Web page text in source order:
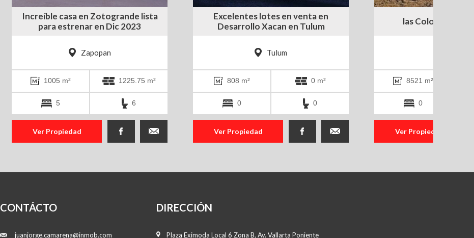
Increíble casa en Zotogrande lista
para estrenar en Dic 2023
Zapopan
1005 m² 1225.75 m²
5 6
Ver Propiedad
Excelentes lotes en venta en
Desarrollo Xacan en Tulum
Tulum
808 m² 0 m²
0 0
Ver Propiedad
las Coloradas
8521 m²
0
Ver Propiedad
CONTÁCTO
juanjorge.camarena@inmob.com
DIRECCIÓN
Plaza Eximoda Local 6 Zona B, Av. Vallarta Poniente